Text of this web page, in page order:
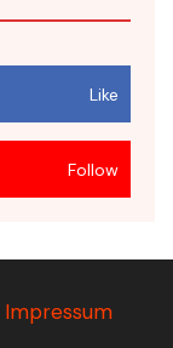
Like
Follow
Impressum